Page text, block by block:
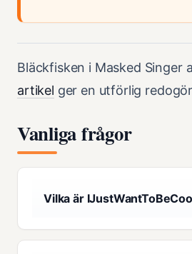
Bläckfisken i Masked Singer
artikel ger en utförlig
Vanliga frågor
Vilka är